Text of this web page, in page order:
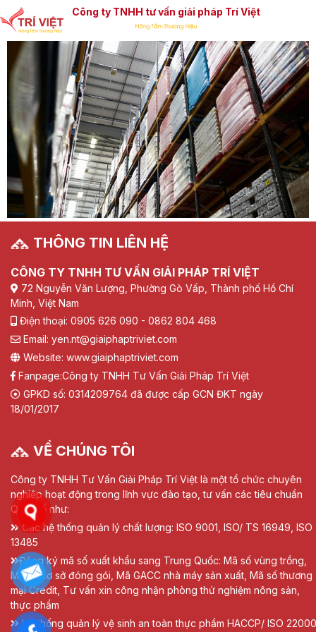
Công ty TNHH tư vấn giải pháp Trí Việt
THÔNG TIN LIÊN HỆ
CÔNG TY TNHH TƯ VẤN GIẢI PHÁP TRÍ VIỆT
72 Nguyễn Văn Lượng, Phường Gò Vấp, Thành phố Hồ Chí
Minh, Việt Nam
Điện thoại: 0905 626 090 - 0862 804 468
Email: yen.nt@giaiphaptriviet.com
Website: www.giaiphaptriviet.com
Fanpage:Công ty TNHH Tư Vấn Giải Pháp Trí Việt
GPKD số: 0314209764 đã được cấp GCN ĐKT ngày
18/01/2017
VỀ CHÚNG TÔI
Công ty TNHH Tư Vấn Giải Pháp Trí Việt là một tổ chức chuyên
nghiệp hoạt động trong lĩnh vực đào tạo, tư vấn các tiêu chuẩn
Quốc tế như:
Các hệ thống quản lý chất lượng: ISO 9001, ISO/ TS 16949, ISO
13485
Đăng ký mã số xuất khẩu sang Trung Quốc: Mã số vùng trồng,
Mã số cơ sở đóng gói, Mã GACC nhà máy sản xuất, Mã số thương
mại Credit, Tư vấn xin công nhận phòng thử nghiệm nông sản,
thực phẩm
Hệ thống quản lý vệ sinh an toàn thực phẩm HACCP/ ISO